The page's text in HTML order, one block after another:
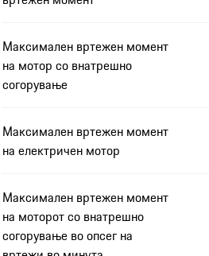
Максимален вртежен момент
на мотор со внатрешно
согорување
Максимален вртежен момент
на електричен мотор
Максимален вртежен момент
на моторот со внатрешно
согорување во опсег на